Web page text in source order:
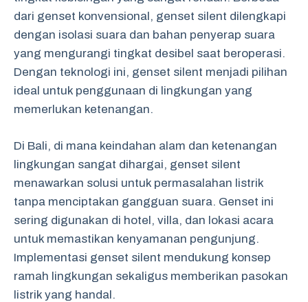
dari genset konvensional, genset silent dilengkapi
dengan isolasi suara dan bahan penyerap suara
yang mengurangi tingkat desibel saat beroperasi.
Dengan teknologi ini, genset silent menjadi pilihan
ideal untuk penggunaan di lingkungan yang
memerlukan ketenangan.
Di Bali, di mana keindahan alam dan ketenangan
lingkungan sangat dihargai, genset silent
menawarkan solusi untuk permasalahan listrik
tanpa menciptakan gangguan suara. Genset ini
sering digunakan di hotel, villa, dan lokasi acara
untuk memastikan kenyamanan pengunjung.
Implementasi genset silent mendukung konsep
ramah lingkungan sekaligus memberikan pasokan
listrik yang handal.